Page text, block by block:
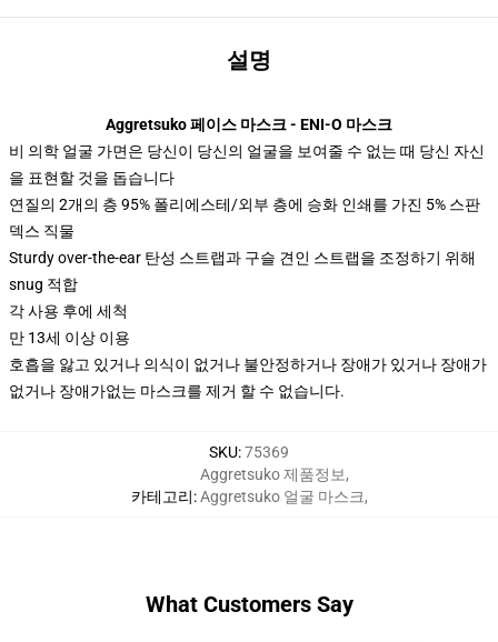
설명
Aggretsuko 페이스 마스크 - ENI-O 마스크
비 의학 얼굴 가면은 당신이 당신의 얼굴을 보여줄 수 없는 때 당신 자신
을 표현할 것을 돕습니다
연질의 2개의 층 95% 폴리에스테/외부 층에 승화 인쇄를 가진 5% 스판
덱스 직물
Sturdy over-the-ear 탄성 스트랩과 구슬 견인 스트랩을 조정하기 위해
snug 적합
각 사용 후에 세척
만 13세 이상 이용
호흡을 앓고 있거나 의식이 없거나 불안정하거나 장애가 있거나 장애가
없거나 장애가없는 마스크를 제거 할 수 없습니다.
SKU:75369
카테고리:
Aggretsuko 제품정보,
Aggretsuko 얼굴 마스크,
What Customers Say